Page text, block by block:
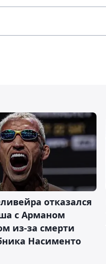
отказался
с Арманом
из-за смерти
Насименто